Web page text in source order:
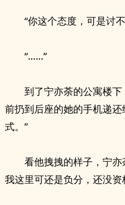
“你这个态度，可是讨
“……”
到了宁亦荼的公寓楼
前扔到后座的她的手机递
式。”
看他拽拽的样子，宁
我这里可还是负分，还没资